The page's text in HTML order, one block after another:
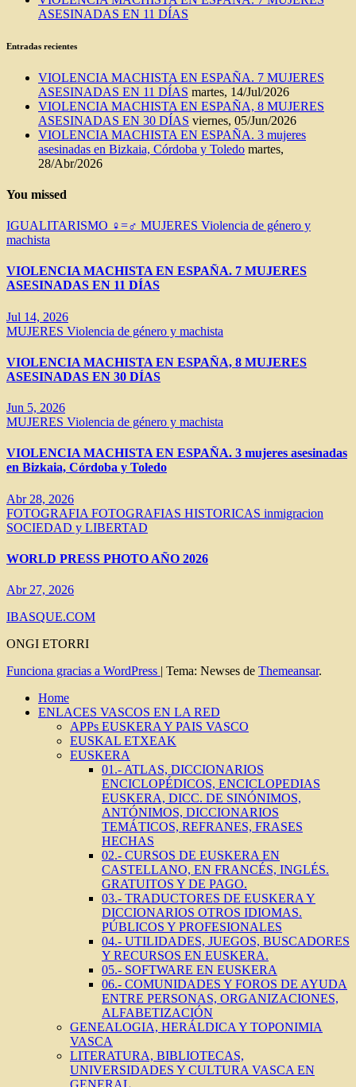
ASESINADAS EN 11 DÍAS
Entradas recientes
VIOLENCIA MACHISTA EN ESPAÑA. 7 MUJERES
ASESINADAS EN 11 DÍAS martes, 14/Jul/2026
VIOLENCIA MACHISTA EN ESPAÑA, 8 MUJERES
ASESINADAS EN 30 DÍAS viernes, 05/Jun/2026
VIOLENCIA MACHISTA EN ESPAÑA. 3 mujeres
asesinadas en Bizkaia, Córdoba y Toledo martes,
28/Abr/2026
You missed
IGUALITARISMO ♀=♂ MUJERES Violencia de género y
machista
VIOLENCIA MACHISTA EN ESPAÑA. 7 MUJERES
ASESINADAS EN 11 DÍAS
Jul 14, 2026
MUJERES Violencia de género y machista
VIOLENCIA MACHISTA EN ESPAÑA, 8 MUJERES
ASESINADAS EN 30 DÍAS
Jun 5, 2026
MUJERES Violencia de género y machista
VIOLENCIA MACHISTA EN ESPAÑA. 3 mujeres asesinadas
en Bizkaia, Córdoba y Toledo
Abr 28, 2026
FOTOGRAFIA FOTOGRAFIAS HISTORICAS inmigracion
SOCIEDAD y LIBERTAD
WORLD PRESS PHOTO AÑO 2026
Abr 27, 2026
IBASQUE.COM
ONGI ETORRI
Funciona gracias a WordPress | Tema: Newses de Themeansar.
Home
ENLACES VASCOS EN LA RED
APPs EUSKERA Y PAIS VASCO
EUSKAL ETXEAK
EUSKERA
01.- ATLAS, DICCIONARIOS
ENCICLOPÉDICOS, ENCICLOPEDIAS
EUSKERA, DICC. DE SINÓNIMOS,
ANTÓNIMOS, DICCIONARIOS
TEMÁTICOS, REFRANES, FRASES
HECHAS
02.- CURSOS DE EUSKERA EN
CASTELLANO, EN FRANCÉS, INGLÉS.
GRATUITOS Y DE PAGO.
03.- TRADUCTORES DE EUSKERA Y
DICCIONARIOS OTROS IDIOMAS.
PÚBLICOS Y PROFESIONALES
04.- UTILIDADES, JUEGOS, BUSCADORES
Y RECURSOS EN EUSKERA.
05.- SOFTWARE EN EUSKERA
06.- COMUNIDADES Y FOROS DE AYUDA
ENTRE PERSONAS, ORGANIZACIONES,
ALFABETIZACIÓN
GENEALOGIA, HERÁLDICA Y TOPONIMIA
VASCA
LITERATURA, BIBLIOTECAS,
UNIVERSIDADES Y CULTURA VASCA EN